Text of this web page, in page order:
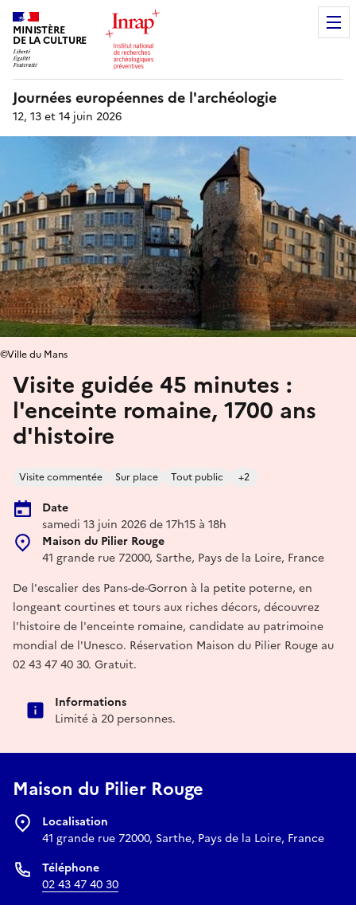
MINISTÈRE
DE LA CULTURE
Journées européennes de l'archéologie
12, 13 et 14 juin 2026
Visite guidée 45 minutes :
l'enceinte romaine, 1700 ans
d'histoire
Visite commentée Sur place Tout public +2
Date
samedi 13 juin 2026 de 17h15 à 18h
Maison du Pilier Rouge
41 grande rue 72000, Sarthe, Pays de la Loire, France
©Ville du Mans
De l'escalier des Pans-de-Gorron à la petite poterne, en
longeant courtines et tours aux riches décors, découvrez
l'histoire de l'enceinte romaine, candidate au patrimoine
mondial de l'Unesco. Réservation Maison du Pilier Rouge au
02 43 47 40 30. Gratuit.
Informations
Limité à 20 personnes.
Maison du Pilier Rouge
Localisation
41 grande rue 72000, Sarthe, Pays de la Loire, France
Téléphone
02 43 47 40 30